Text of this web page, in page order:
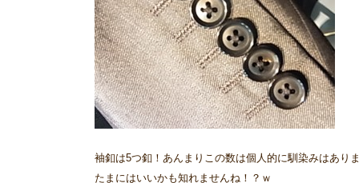
袖釦は5つ釦！あんまりこの数は個人的に馴染みはあり
たまにはいいかも知れませんね！？ｗ